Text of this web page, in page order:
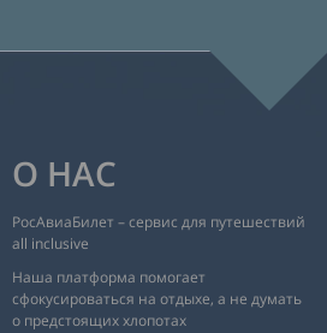
О НАС
РосАвиаБилет – сервис для путешествий
all inclusive
Наша платформа помогает
сфокусироваться на отдыхе, а не думать
о предстоящих хлопотах